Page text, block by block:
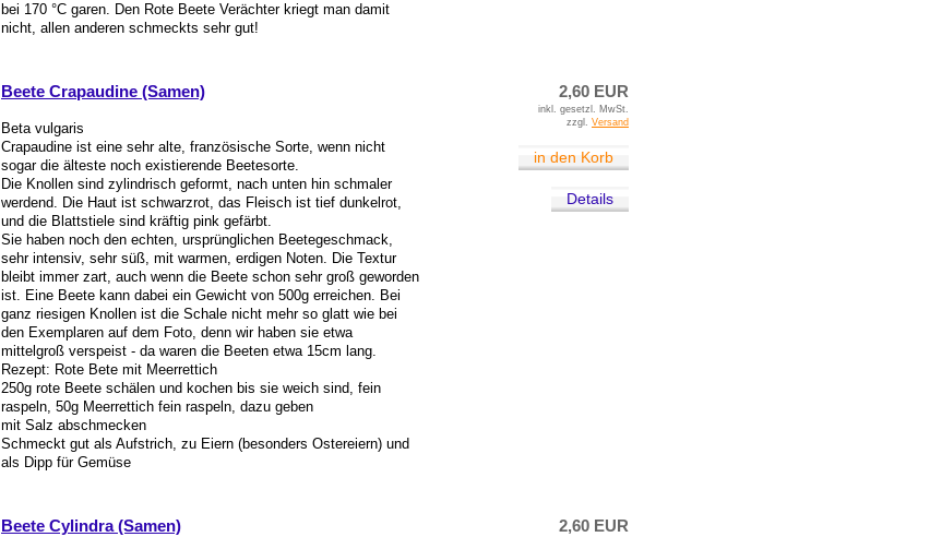
bei 170 °C garen. Den Rote Beete Verächter kriegt man damit
nicht, allen anderen schmeckts sehr gut!
Beete Crapaudine (Samen)
Beta vulgaris
Crapaudine ist eine sehr alte, französische Sorte, wenn nicht
sogar die älteste noch existierende Beetesorte.
Die Knollen sind zylindrisch geformt, nach unten hin schmaler
werdend. Die Haut ist schwarzrot, das Fleisch ist tief dunkelrot,
und die Blattstiele sind kräftig pink gefärbt.
Sie haben noch den echten, ursprünglichen Beetegeschmack,
sehr intensiv, sehr süß, mit warmen, erdigen Noten. Die Textur
bleibt immer zart, auch wenn die Beete schon sehr groß geworden
ist. Eine Beete kann dabei ein Gewicht von 500g erreichen. Bei
ganz riesigen Knollen ist die Schale nicht mehr so glatt wie bei
den Exemplaren auf dem Foto, denn wir haben sie etwa
mittelgroß verspeist - da waren die Beeten etwa 15cm lang.
Rezept: Rote Bete mit Meerrettich
250g rote Beete schälen und kochen bis sie weich sind, fein
raspeln, 50g Meerrettich fein raspeln, dazu geben
mit Salz abschmecken
Schmeckt gut als Aufstrich, zu Eiern (besonders Ostereiern) und
als Dipp für Gemüse
2,60 EUR
inkl. gesetzl. MwSt.
zzgl. Versand
in den Korb
Details
Beete Cylindra (Samen) 2,60 EUR